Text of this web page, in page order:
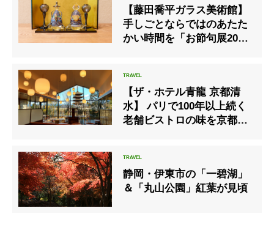
【藤田喬平ガラス美術館】
手しごとならではのあたた
かい時間を「お節句展2023
【ザ・ホテル青龍 京都清
水】 パリで100年以上続く
老舗ビストロの味を京都で
静岡・伊東市の「一碧湖」
＆「丸山公園」紅葉が見頃